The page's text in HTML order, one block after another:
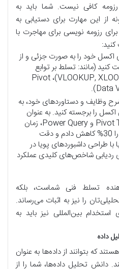
کافی نیست. شما باید به
از این مهارت برای دستیابی به
رزومه نویسی برای مهاجرت با
اکسل خود را به صورت جزئی و از
(مانند: تسلط بر توابع
پیشرفته اکسل (VLOOKUP, XLOOKUP, IF)، Pivot
وظایف و دستاوردهای خود، به
را برجسته کنید. به عنوان
مثال: با استفاده از Pivot Tables و Power Query، زمان
تهیه گزارشات مالی ماهانه را 30% کاهش دادم و دقت
با طراحی داشبوردهای پویا در
15 درصدی ردیابی شاخص‌های کلیدی عملکرد
تسلط فنی شماست، بلکه
را نیز به اثبات می‌رساند.
استخدام بین‌المللی نیز باید به
داده
که بتوانند از داده‌ها به عنوان
دانش تحلیل داده‌ها، شما را از